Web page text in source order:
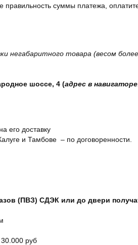
правильность суммы платежа,
товара (весом
шоссе, 4 (адрес в
его доставку
и Тамбове – по договоренности.
(ПВЗ) СДЭК или до двери
руб